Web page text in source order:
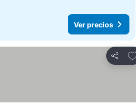
Ver precios